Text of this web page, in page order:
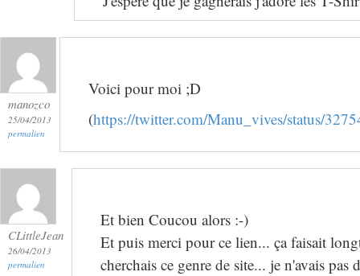
manozco
25/04/2013
permalien
Voici pour moi ;D
(https://twitter.com/Manu_vives/status/
CLittleJean
26/04/2013
permalien
Et bien Coucou alors :-)
Et puis merci pour ce lien... ça faisait
cherchais ce genre de site... je n'avais pas